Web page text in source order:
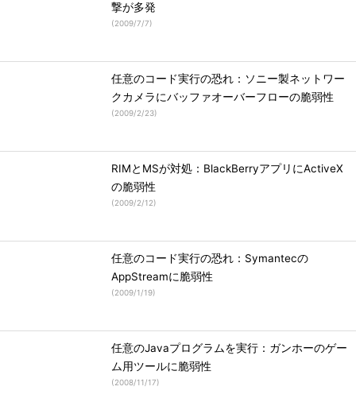
撃が多発
(2009/7/7)
任意のコード実行の恐れ：ソニー製ネットワー
クカメラにバッファオーバーフローの脆弱性
(2009/2/23)
RIMとMSが対処：BlackBerryアプリにActiveX
の脆弱性
(2009/2/12)
任意のコード実行の恐れ：Symantecの
AppStreamに脆弱性
(2009/1/19)
任意のJavaプログラムを実行：ガンホーのゲー
ム用ツールに脆弱性
(2008/11/17)